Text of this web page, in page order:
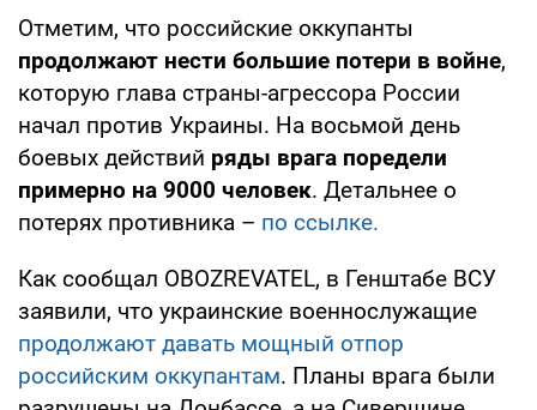
Отметим, что российские оккупанты
продолжают нести большие потери в войне,
которую глава страны-агрессора России
начал против Украины. На восьмой день
боевых действий ряды врага поредели
примерно на 9000 человек. Детальнее о
потерях противника – по ссылке.
Как сообщал OBOZREVATEL, в Генштабе ВСУ
заявили, что украинские военнослужащие
продолжают давать мощный отпор
российским оккупантам. Планы врага были